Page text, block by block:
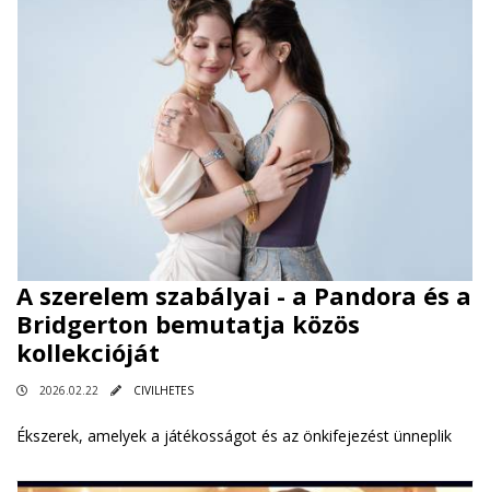
A szerelem szabályai - a Pandora és a
Bridgerton bemutatja közös
kollekcióját
2026.02.22 CIVILHETES
Ékszerek, amelyek a játékosságot és az önkifejezést ünneplik